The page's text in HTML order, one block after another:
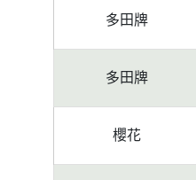
多田牌
多田牌
櫻花